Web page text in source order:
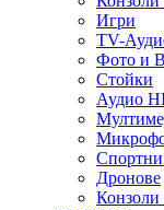
Игри
TV-
Фото и
Стойки
Аудио
Спортни
Дронове